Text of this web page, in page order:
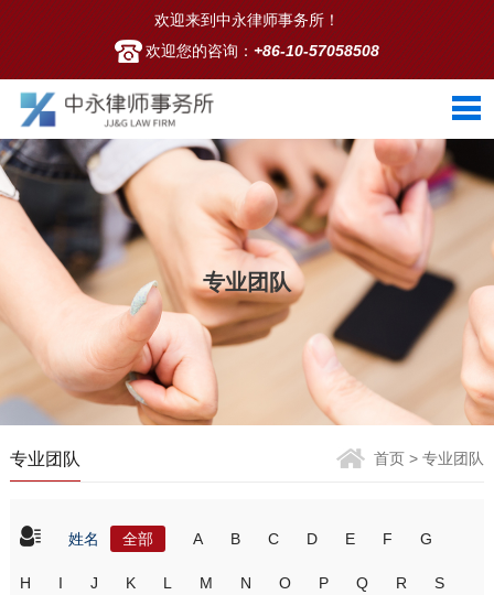
欢迎来到中永律师事务所！
欢迎您的咨询：+86-10-57058508
专业团队
专业团队 首页 > 专业团队
姓名 全部 A B C D E F G
H I J K L M N O P Q R S